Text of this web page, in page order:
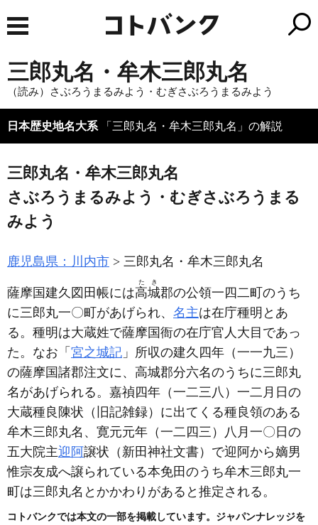
三郎丸名・牟木三郎丸名
（読み）さぶろうまるみよう・むぎさぶろうまるみよう
日本歴史地名大系 「三郎丸名・牟木三郎丸名」の解説
三郎丸名・牟木三郎丸名
さぶろうまるみよう・むぎさぶろうまる
みよう
鹿児島県：川内市 三郎丸名・牟木三郎丸名
薩摩国建久図田帳には高城
たき
郡の公領一四二町のうち
に三郎丸一〇町があげられ、 名主は在庁種明とあ
る。種明は大蔵姓で薩摩国衙の在庁官人大目であっ
た。なお「 宮之城記 」所収の建久四年 （一一九三）
の薩摩国諸郡注文に、高城郡分六名のうちに三郎丸
名があげられる。嘉禎四年 （一二三八） 一二月日の
大蔵種良陳状 （旧記雑録） に出てくる種良領のある
牟木三郎丸名、寛元元年 （一二四三） 八月一〇日の
五大院主迎阿譲状 （新田神社文書） で迎阿から嫡男
惟宗友成へ譲られている本免田のうち牟木三郎丸一
町は三郎丸名とかかわりがあると推定される。
コトバンクでは本文の一部を掲載しています。ジャパンナレッジを